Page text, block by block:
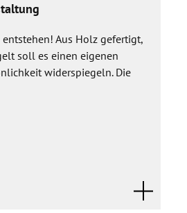
Aus Holz gefertigt,
soll es einen eigenen
widerspiegeln. Die